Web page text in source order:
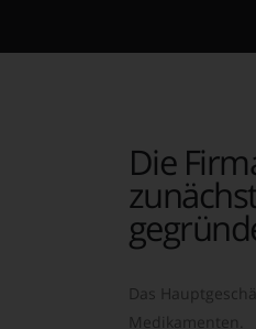
Die
Das
Medikamenten.